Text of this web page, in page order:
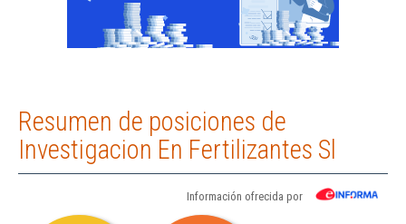
Resumen de posiciones de
Investigacion En Fertilizantes Sl
Información ofrecida por